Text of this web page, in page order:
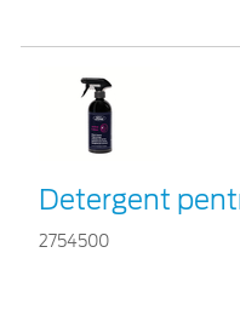
Detergent
2754500